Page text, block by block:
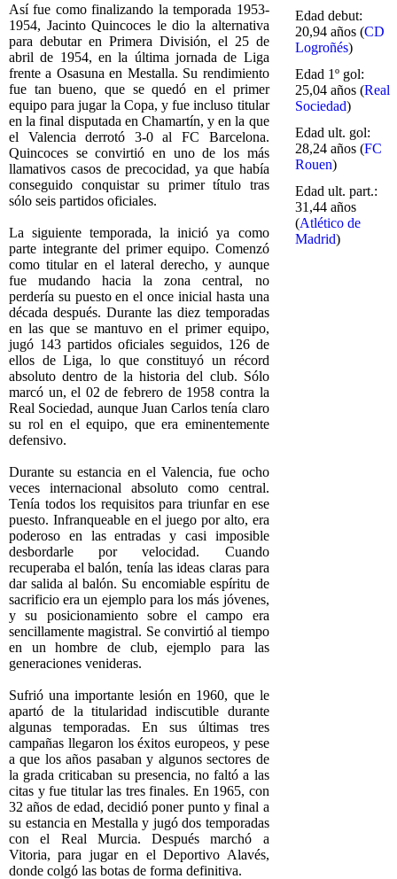
Así fue como finalizando la temporada 1953-
1954, Jacinto Quincoces le dio la alternativa
para debutar en Primera División, el 25 de
abril de 1954, en la última jornada de Liga
frente a Osasuna en Mestalla. Su rendimiento
fue tan bueno, que se quedó en el primer
equipo para jugar la Copa, y fue incluso titular
en la final disputada en Chamartín, y en la que
el Valencia derrotó 3-0 al FC Barcelona.
Quincoces se convirtió en uno de los más
llamativos casos de precocidad, ya que había
conseguido conquistar su primer título tras
sólo seis partidos oficiales.
La siguiente temporada, la inició ya como
parte integrante del primer equipo. Comenzó
como titular en el lateral derecho, y aunque
fue mudando hacia la zona central, no
perdería su puesto en el once inicial hasta una
década después. Durante las diez temporadas
en las que se mantuvo en el primer equipo,
jugó 143 partidos oficiales seguidos, 126 de
ellos de Liga, lo que constituyó un récord
absoluto dentro de la historia del club. Sólo
marcó un, el 02 de febrero de 1958 contra la
Real Sociedad, aunque Juan Carlos tenía claro
su rol en el equipo, que era eminentemente
defensivo.
Durante su estancia en el Valencia, fue ocho
veces internacional absoluto como central.
Tenía todos los requisitos para triunfar en ese
puesto. Infranqueable en el juego por alto, era
poderoso en las entradas y casi imposible
desbordarle por velocidad. Cuando
recuperaba el balón, tenía las ideas claras para
dar salida al balón. Su encomiable espíritu de
sacrificio era un ejemplo para los más jóvenes,
y su posicionamiento sobre el campo era
sencillamente magistral. Se convirtió al tiempo
en un hombre de club, ejemplo para las
generaciones venideras.
Sufrió una importante lesión en 1960, que le
apartó de la titularidad indiscutible durante
algunas temporadas. En sus últimas tres
campañas llegaron los éxitos europeos, y pese
a que los años pasaban y algunos sectores de
la grada criticaban su presencia, no faltó a las
citas y fue titular las tres finales. En 1965, con
32 años de edad, decidió poner punto y final a
su estancia en Mestalla y jugó dos temporadas
con el Real Murcia. Después marchó a
Vitoria, para jugar en el Deportivo Alavés,
donde colgó las botas de forma definitiva.
Edad debut:
20,94 años (CD
Logroñés)
Edad 1º gol:
25,04 años (Real
Sociedad)
Edad ult. gol:
28,24 años (FC
Rouen)
Edad ult. part.:
31,44 años
(Atlético de
Madrid)